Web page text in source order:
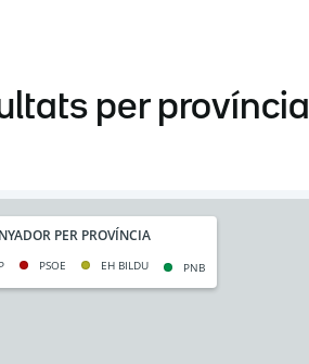
per província